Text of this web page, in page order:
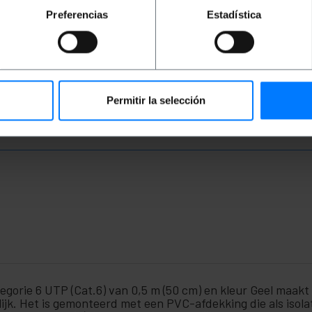
Preferencias Estadística
Permitir la selección
€1,04
Onmiddellijke levering
PVD
€0,69
Onmiddellijke levering
6 UTP (Cat.6) van 0,5 m (50 cm) en kleur Geel
Het is gemonteerd met een PVC-afdekking die als